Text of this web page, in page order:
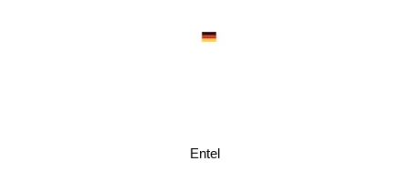
Entel